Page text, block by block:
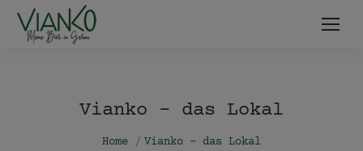
Vianko – das Lokal
You are here:
Home Vianko – das Lokal